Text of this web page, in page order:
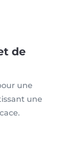
de
une
une